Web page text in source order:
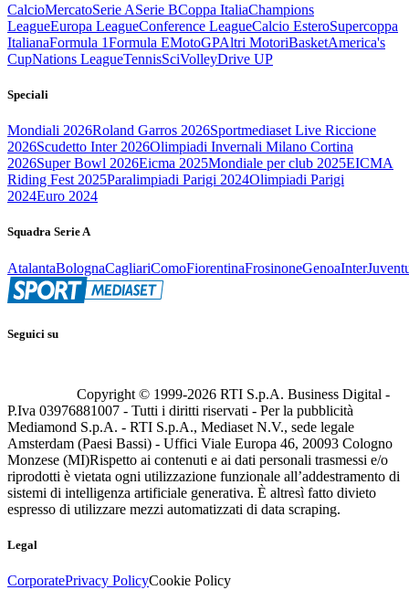
CalcioMercatoSerie ASerie BCoppa ItaliaChampions
LeagueEuropa LeagueConference LeagueCalcio EsteroSupercoppa
ItalianaFormula 1Formula EMotoGPAltri MotoriBasketAmerica's
CupNations LeagueTennisSciVolleyDrive UP
Speciali
Mondiali 2026Roland Garros 2026Sportmediaset Live Riccione
2026Scudetto Inter 2026Olimpiadi Invernali Milano Cortina
2026Super Bowl 2026Eicma 2025Mondiale per club 2025EICMA
Riding Fest 2025Paralimpiadi Parigi 2024Olimpiadi Parigi
2024Euro 2024
Squadra Serie A
AtalantaBolognaCagliariComoFiorentinaFrosinoneGenoaInter
Seguici su
Copyright © 1999-2026 RTI S.p.A. Business Digital -
P.Iva 03976881007 - Tutti i diritti riservati - Per la pubblicità
Mediamond S.p.A. - RTI S.p.A., Mediaset N.V., sede legale
Amsterdam (Paesi Bassi) - Uffici Viale Europa 46, 20093 Cologno
Monzese (MI)Rispetto ai contenuti e ai dati personali trasmessi e/o
riprodotti è vietata ogni utilizzazione funzionale all’addestramento di
sistemi di intelligenza artificiale generativa. È altresì fatto divieto
espresso di utilizzare mezzi automatizzati di data scraping.
Legal
CorporatePrivacy PolicyCookie Policy